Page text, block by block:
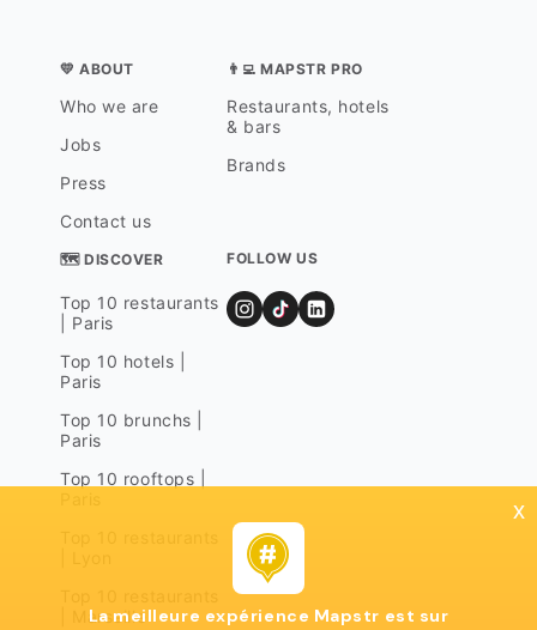
💛 ABOUT
Who we are
Jobs
Press
Contact us
👨‍💻 MAPSTR PRO
Restaurants, hotels
& bars
Brands
🗺 DISCOVER
Top 10 restaurants
| Paris
Top 10 hotels |
Paris
Top 10 brunchs |
Paris
Top 10 rooftops |
| Marseille
FOLLOW US
x
La meilleure expérience Mapstr est sur